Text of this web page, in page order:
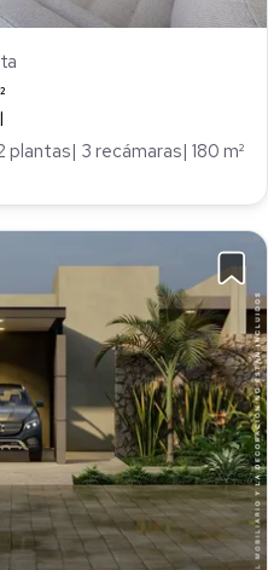
3 recámaras| 180 m²